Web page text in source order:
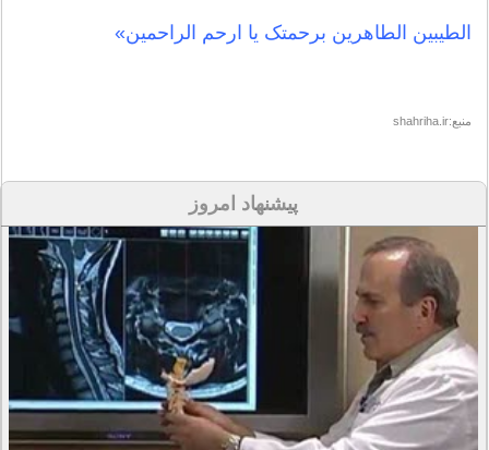
الطیبین الطاهرین برحمتک یا ارحم الراحمین»
منبع:shahriha.ir
پیشنهاد امروز